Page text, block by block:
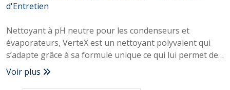
d'Entretien
Nettoyant à pH neutre pour les condenseurs et
évaporateurs, VerteX est un nettoyant polyvalent qui
s’adapte grâce à sa formule unique ce qui lui permet de
changer son pH, soit basique, soit acide afin de mieux
combattre les différents types de saletés qui rentre en
Voir plus